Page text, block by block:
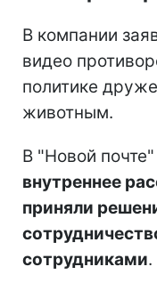
В компании
видео
политике
животным.
В "Новой
внутреннее
приняли
сотрудниками.